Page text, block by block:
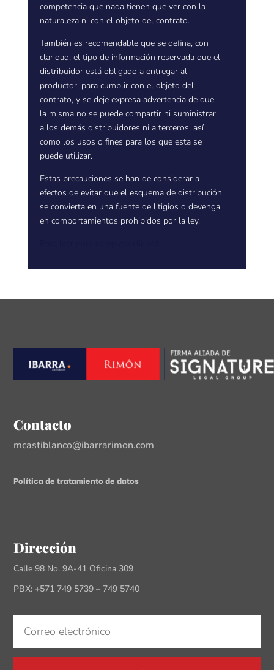
competencia que nada tienen que ver con la
naturaleza ni con el objeto del contrato.
También es recomendable que se defina, con
claridad, el tipo de información reservada que el
distribuidor está obligado a entregar al
productor, para cumplir con el objeto del
contrato, y se deje expresa advertencia de que
la misma no se puede compartir ni suministrar
a los demás distribuidores ni a terceros, así
como los usos o fines para los que esta se
puede utilizar.
Estas precauciones se han de considerar a
efectos de evitar que el esquema de distribución
se convierta en una fuente de litigios o devenga
en comportamientos prohibidos por la ley.
Contacto
mcastiblanco@ibarrarimon.com
Política de tratamiento de datos
Dirección
Calle 98 No. 9A-41 Oficina 309
PBX: +571 749 5739 – 749 5740